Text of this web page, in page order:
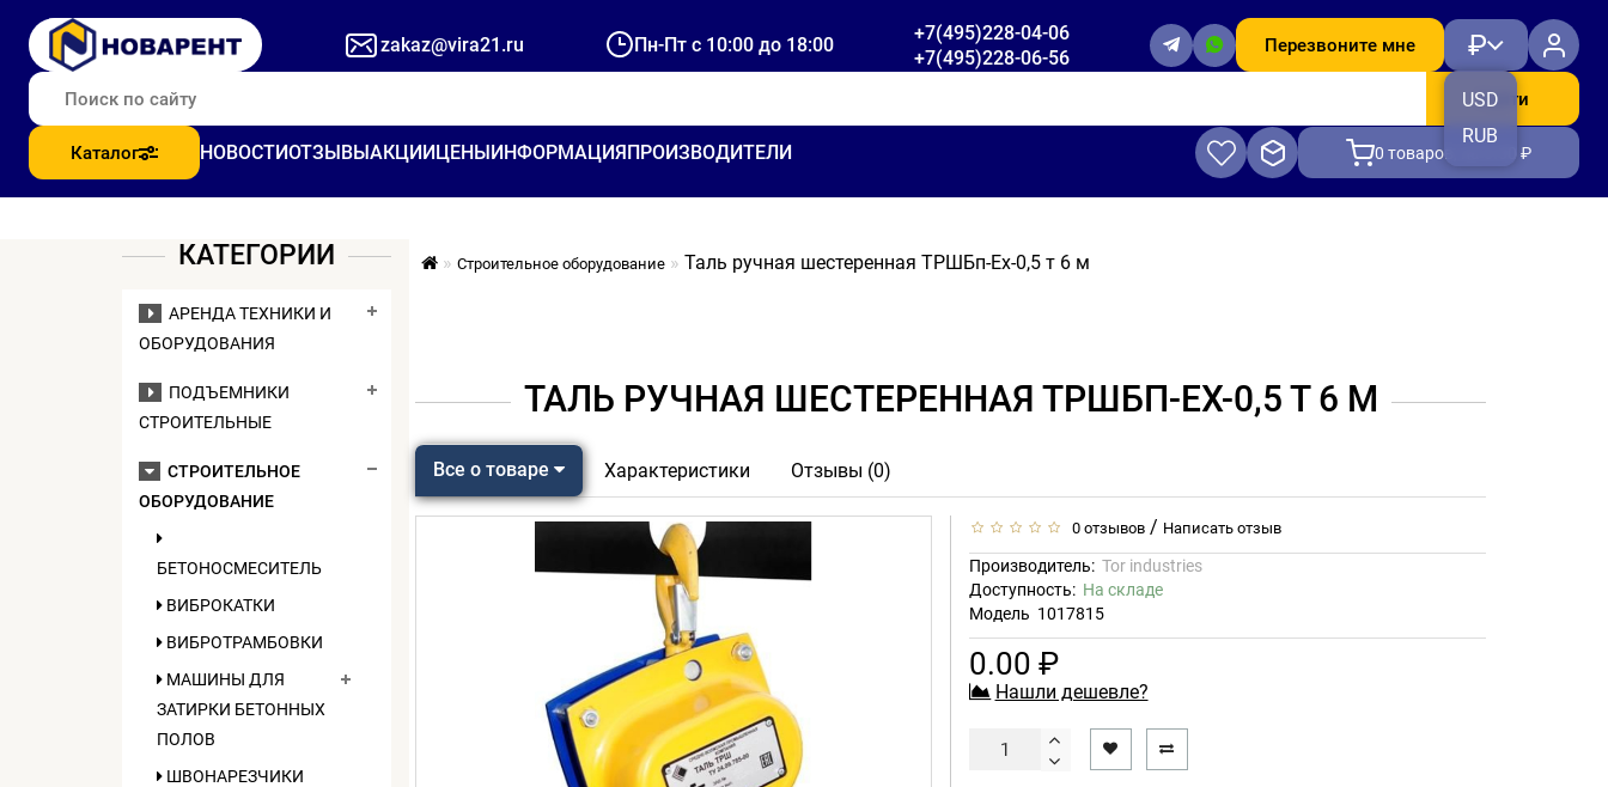
zakaz@vira21.ru Пн-Пт с 10:00 до 18:00
+7(495)228-04-06
+7(495)228-06-56
Перезвоните мне ₽
USD
RUB
Найти
Каталог НОВОСТИОТЗЫВЫАКЦИИЦЕНЫИНФОРМАЦИЯПРОИЗВОДИТЕЛИ 0 товаров, на 0.00 ₽
КАТЕГОРИИ
АРЕНДА ТЕХНИКИ И
ОБОРУДОВАНИЯ
ПОДЪЕМНИКИ
СТРОИТЕЛЬНЫЕ
СТРОИТЕЛЬНОЕ
ОБОРУДОВАНИЕ
БЕТОНОСМЕСИТЕЛЬ
ВИБРОКАТКИ
ВИБРОТРАМБОВКИ
МАШИНЫ ДЛЯ
ЗАТИРКИ БЕТОННЫХ
ПОЛОВ
ШВОНАРЕЗЧИКИ
Строительное оборудование Таль ручная шестеренная ТРШБп-Ех-0,5 т 6 м
ТАЛЬ РУЧНАЯ ШЕСТЕРЕННАЯ ТРШБП-ЕХ-0,5 Т 6 М
Все о товаре Характеристики Отзывы (0)
0 отзывов / Написать отзыв
Производитель: Tor industries
Доступность: На складе
Модель 1017815
0.00 ₽
Нашли дешевле?